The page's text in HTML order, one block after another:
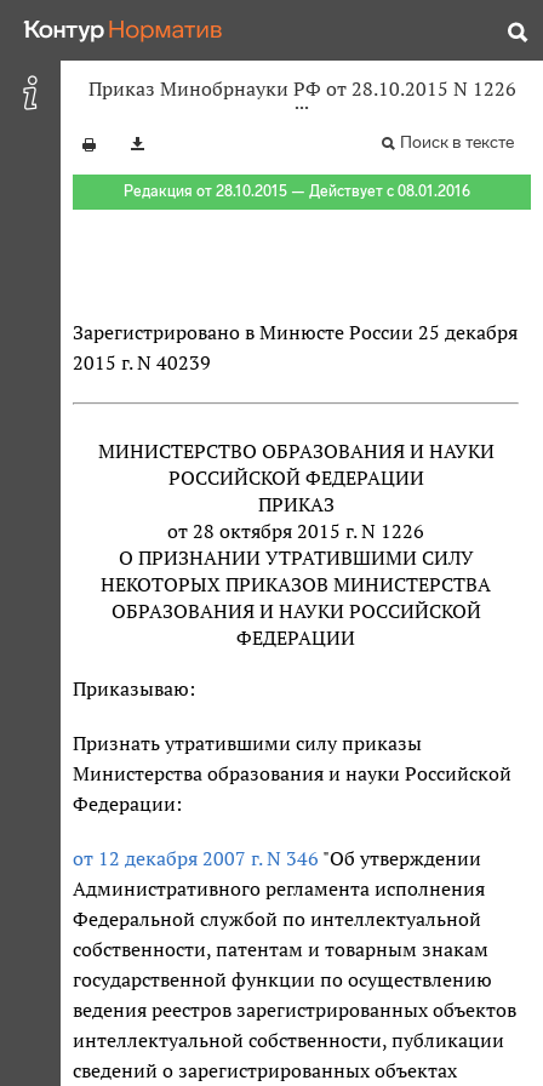
Приказ Минобрнауки РФ от 28.10.2015 N 1226
Поиск в тексте
Редакция от 28.10.2015 — Действует с 08.01.2016
Зарегистрировано в Минюсте России 25 декабря
2015 г. N 40239
МИНИСТЕРСТВО ОБРАЗОВАНИЯ И НАУКИ
РОССИЙСКОЙ ФЕДЕРАЦИИ
ПРИКАЗ
от 28 октября 2015 г. N 1226
О ПРИЗНАНИИ УТРАТИВШИМИ СИЛУ
НЕКОТОРЫХ ПРИКАЗОВ МИНИСТЕРСТВА
ОБРАЗОВАНИЯ И НАУКИ РОССИЙСКОЙ
ФЕДЕРАЦИИ
Приказываю:
Признать утратившими силу приказы
Министерства образования и науки Российской
Федерации:
от 12 декабря 2007 г. N 346 "Об утверждении
Административного регламента исполнения
Федеральной службой по интеллектуальной
собственности, патентам и товарным знакам
государственной функции по осуществлению
ведения реестров зарегистрированных объектов
интеллектуальной собственности, публикации
сведений о зарегистрированных объектах